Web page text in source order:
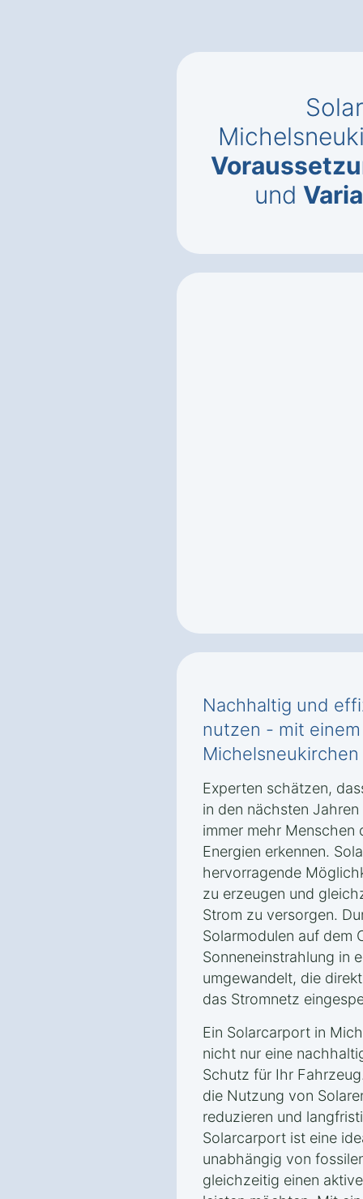
und
Nachhaltig und
nutzen - mit
Experten schätzen,
in den nächsten
immer mehr Menschen
Energien erkennen.
hervorragende
zu erzeugen und
Strom zu versorgen.
Solarmodulen auf dem
Sonneneinstrahlung in
umgewandelt, die
das Stromnetz
Ein Solarcarport in
nicht nur eine
Schutz für Ihr
die Nutzung von
reduzieren und
Solarcarport ist eine
unabhängig von
gleichzeitig einen